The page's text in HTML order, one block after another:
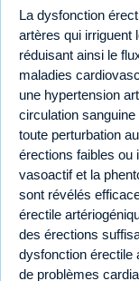
La dysfonction
artères qui irriguent
réduisant ainsi le
maladies
une hypertension
circulation
toute perturbation
érections faibles ou
vasoactif et la
sont révélés
érectile
des érections
dysfonction érectile
de problèmes